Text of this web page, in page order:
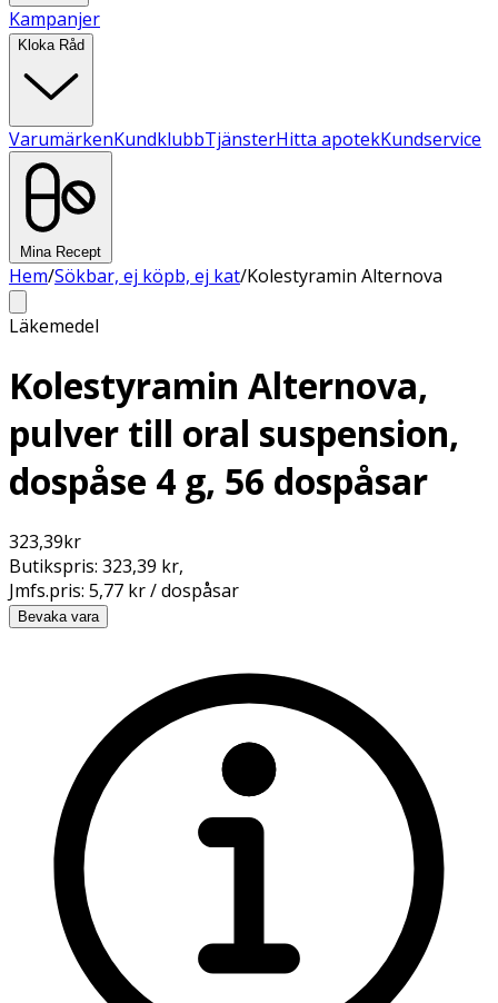
Kampanjer
Kloka Råd
VarumärkenKundklubbTjänsterHitta apotekKundservice
Mina Recept
Hem/Sökbar, ej köpb, ej kat/Kolestyramin Alternova
Läkemedel
Kolestyramin Alternova,
pulver till oral suspension,
dospåse 4 g, 56 dospåsar
323,39kr
Butikspris: 323,39 kr,
Jmfs.pris: 5,77 kr / dospåsar
Bevaka vara